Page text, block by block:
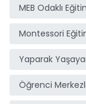
MEB Odaklı
Montessori
Yaparak
Öğrenci